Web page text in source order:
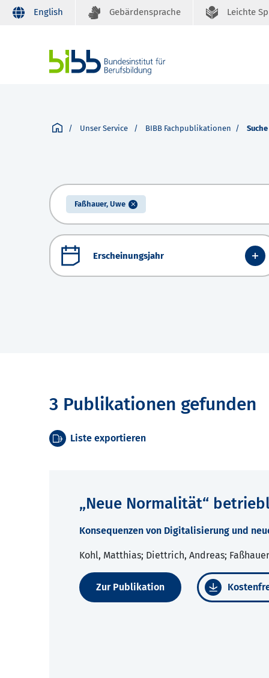
English Gebärdensprache Leichte
Unser Service BIBB Fachpublikationen Suche
Faßhauer, Uwe
Erscheinungsjahr
3 Publikationen gefunden
Liste exportieren
„Neue Normalität“
Konsequenzen von Digitalisierung und
Kohl, Matthias; Diettrich, Andreas;
Zur Publikation